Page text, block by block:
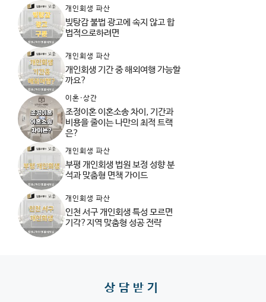
개인회생 파산
빚탕감 불법 광고에 속지 않고 합
법적으로하려면
개인회생 파산
개인회생 기간 중 해외여행 가능할
까요?
이혼·상간
조정이혼 이혼소송 차이, 기간과
비용을 줄이는 나만의 최적 트랙
은?
개인회생 파산
부평 개인회생 법원 보정 성향 분
석과 맞춤형 면책 가이드
개인회생 파산
인천 서구 개인회생 특성 모르면
기각?지역 맞춤형 성공 전략
상담받기